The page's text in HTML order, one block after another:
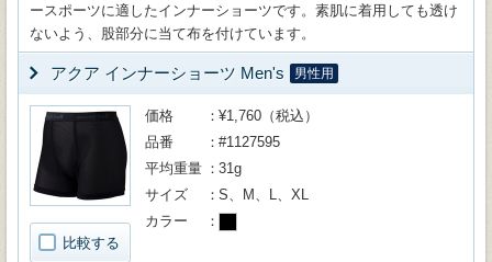
ースポーツに適したインナーショーツです。素肌に着用しても透け
ないよう、股部分に当て布を付けています。
アクア インナーショーツ Men's 男性用
比較する
価格
¥1,760（税込）
品番
#1127595
平均重量
31g
サイズ
S、M、L、XL
カラー